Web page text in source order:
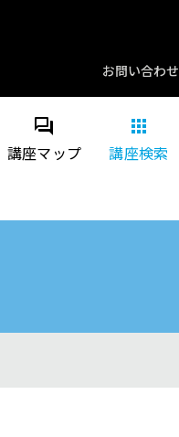
お問い合わせ
question_answer
講座マップ
apps
講座検索